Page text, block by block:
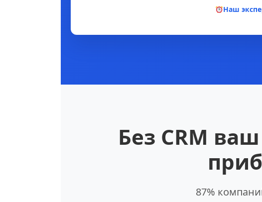
Наш
Без CRM
87%